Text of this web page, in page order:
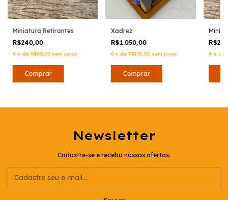
Miniatura Retirantes
R$240,00
4 x de R$60,00 sem juros
Xadrez
R$1.050,00
6 x de R$175,00 sem juros 4 x de
Newsletter
Cadastre-se e receba nossas ofertas.